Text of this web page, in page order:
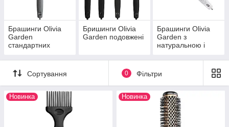
Брашинги Olivia
Garden
стандартних
Бришинги Olivia
Garden подовжені
Брашинги Olivia
Garden з
натуральною і
щетиною
Сортування
0 Фільтри
Новинка Новинка